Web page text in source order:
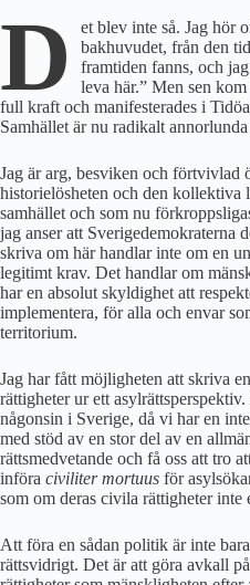
D
et blev inte så. Jag hör
bakhuvudet, från den
framtiden fanns, och
leva här.” Men sen
full kraft och manifesterades i
Samhället är nu radikalt
Jag är arg, besviken och förtvivlad
historielösheten och den kollektiva
samhället och som nu
jag anser att Sverigedemokraterna
skriva om här handlar inte om en
legitimt krav. Det handlar om
har en absolut skyldighet att
implementera, för alla och envar
territorium.
Jag har fått möjligheten att skriva
rättigheter ur ett
någonsin i Sverige, då vi har en
med stöd av en stor del av en
rättsmedvetande och få oss att tro
införa civiliter mortuus för
som om deras civila rättigheter inte
Att föra en sådan politik är inte
rättsvidrigt. Det är att göra avkall